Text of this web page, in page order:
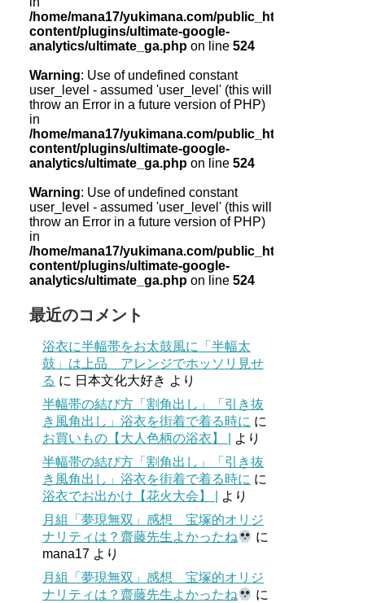
/home/mana17/yukimana.com/public_html/wp-
content/plugins/ultimate-google-
analytics/ultimate_ga.php on line 524
Warning: Use of undefined constant
user_level - assumed 'user_level' (this will
throw an Error in a future version of PHP)
in
/home/mana17/yukimana.com/public_html/wp-
content/plugins/ultimate-google-
analytics/ultimate_ga.php on line 524
Warning: Use of undefined constant
user_level - assumed 'user_level' (this will
throw an Error in a future version of PHP)
in
/home/mana17/yukimana.com/public_html/wp-
content/plugins/ultimate-google-
analytics/ultimate_ga.php on line 524
最近のコメント
浴衣に半幅帯をお太鼓風に「半幅太
鼓」は上品 アレンジでホッソリ見せ
る に 日本文化大好き より
半幅帯の結び方「割角出し」「引き抜
き風角出し」浴衣を街着で着る時に に
お買いもの【大人色柄の浴衣】 |
より
半幅帯の結び方「割角出し」「引き抜
き風角出し」浴衣を街着で着る時に に
浴衣でお出かけ【花火大会】 |
より
月組「夢現無双」感想 宝塚的オリジ
ナリティは？齋藤先生よかったね
に
mana17 より
月組「夢現無双」感想 宝塚的オリジ
ナリティは？齋藤先生よかったね
に